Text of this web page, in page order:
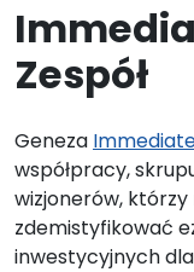
Zespół
Geneza
współpracy,
wizjonerów,
zdemistyfikować
inwestycyjnych